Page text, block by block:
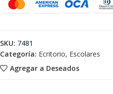
Agregar a Deseados
SKU: 7481
Categoría: Ecritorio, Escolares